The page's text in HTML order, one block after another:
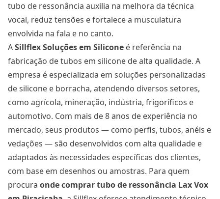
tubo de ressonância auxilia na melhora da técnica
vocal, reduz tensões e fortalece a musculatura
envolvida na fala e no canto.
ASillflex Soluções em Silicone é referência na
fabricação de tubos em silicone de alta qualidade. A
empresa é especializada em soluções personalizadas
de silicone e borracha, atendendo diversos setores,
como agrícola, mineração, indústria, frigoríficos e
automotivo. Com mais de 8 anos de experiência no
mercado, seus produtos — como perfis, tubos, anéis e
vedações — são desenvolvidos com alta qualidade e
adaptados às necessidades específicas dos clientes,
com base em desenhos ou amostras. Para quem
procura onde comprar tubo de ressonância Lax Vox